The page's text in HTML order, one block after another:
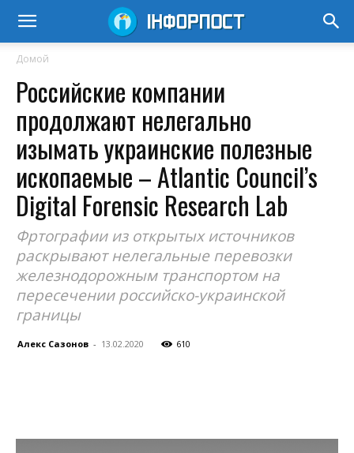
Домой
Российские компании
продолжают нелегально
изымать украинские полезные
ископаемые – Atlantic Council’s
Digital Forensic Research Lab
Фртографии из открытых источников
раскрывают нелегальные перевозки
железнодорожным транспортом на
пересечении российско-украинской
границы
Алекс Сазонов - 13.02.2020 610